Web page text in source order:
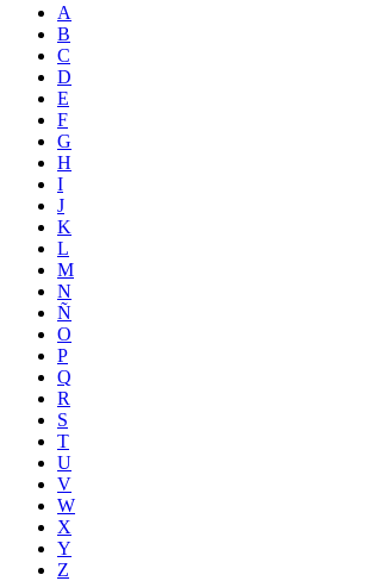
A
B
C
D
E
F
G
H
I
J
K
L
M
N
Ñ
O
P
Q
R
S
T
U
V
W
X
Y
Z